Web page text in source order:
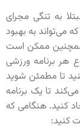
به تنگی مجرای
می‌تواند به بهبود
ممکن است
هر برنامه ورزشی
تا مطمئن شوید
تا یک برنامه
کنید. هنگامی که
کنید: